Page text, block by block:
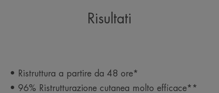
• RISTRUTTURA
• LENISCE immediatamente.
Risultati
• Ristruttura a partire da 48 ore*
• 96% Ristrutturazione cutanea molto efficace**